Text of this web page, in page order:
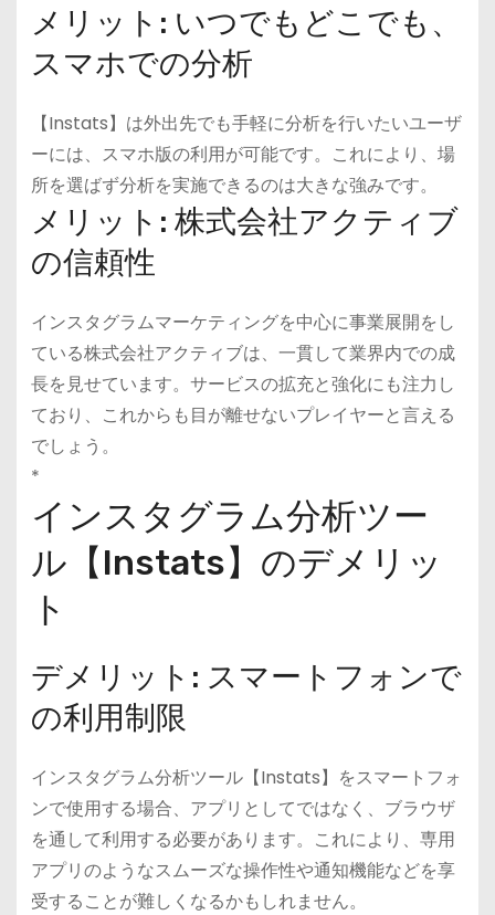
メリット: いつでもどこでも、
スマホでの分析
【Instats】は外出先でも手軽に分析を行いたいユーザ
ーには、スマホ版の利用が可能です。これにより、場
所を選ばず分析を実施できるのは大きな強みです。
メリット: 株式会社アクティブ
の信頼性
インスタグラムマーケティングを中心に事業展開をし
ている株式会社アクティブは、一貫して業界内での成
長を見せています。サービスの拡充と強化にも注力し
ており、これからも目が離せないプレイヤーと言える
でしょう。
*
インスタグラム分析ツー
ル【Instats】のデメリッ
ト
デメリット: スマートフォンで
の利用制限
インスタグラム分析ツール【Instats】をスマートフォ
ンで使用する場合、アプリとしてではなく、ブラウザ
を通して利用する必要があります。これにより、専用
アプリのようなスムーズな操作性や通知機能などを享
受することが難しくなるかもしれません。